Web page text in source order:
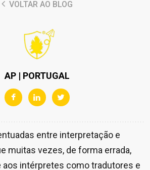
VOLTAR AO BLOG
AP | PORTUGAL
entre interpretação e
muitas vezes, de forma errada,
intérpretes como tradutores e